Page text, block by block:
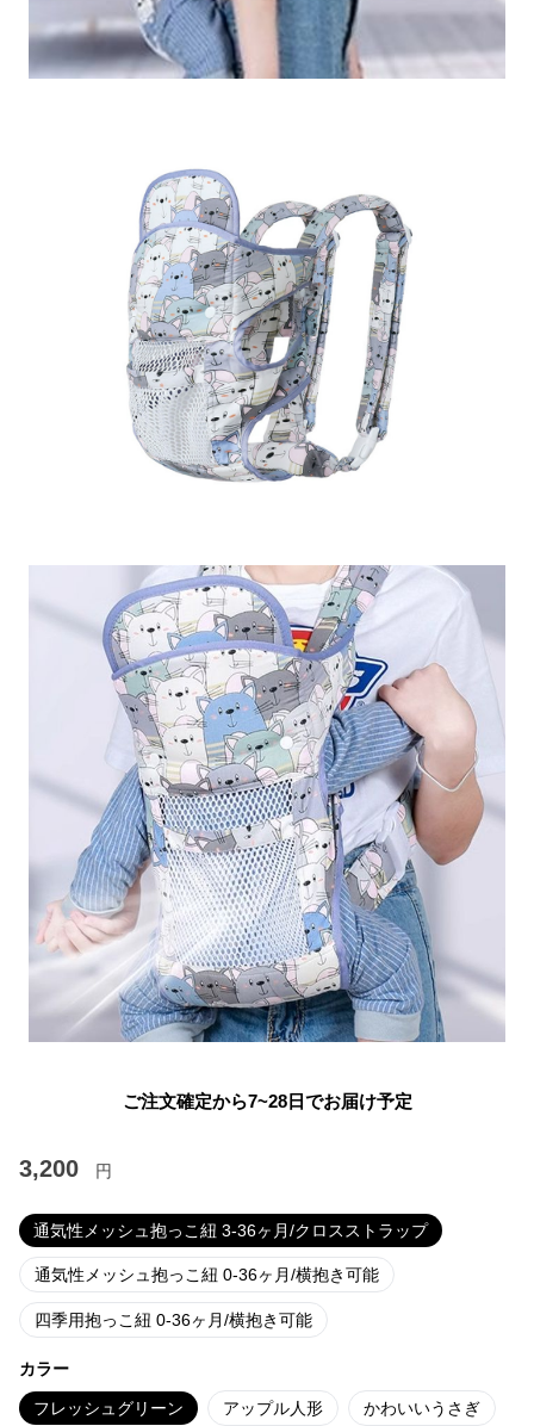
ご注文確定から7~28日でお届け予定
3,200 円
通気性メッシュ抱っこ紐 3-36ヶ月/クロスストラップ
通気性メッシュ抱っこ紐 0-36ヶ月/横抱き可能
四季用抱っこ紐 0-36ヶ月/横抱き可能
カラー
フレッシュグリーン アップル人形 かわいいうさぎ